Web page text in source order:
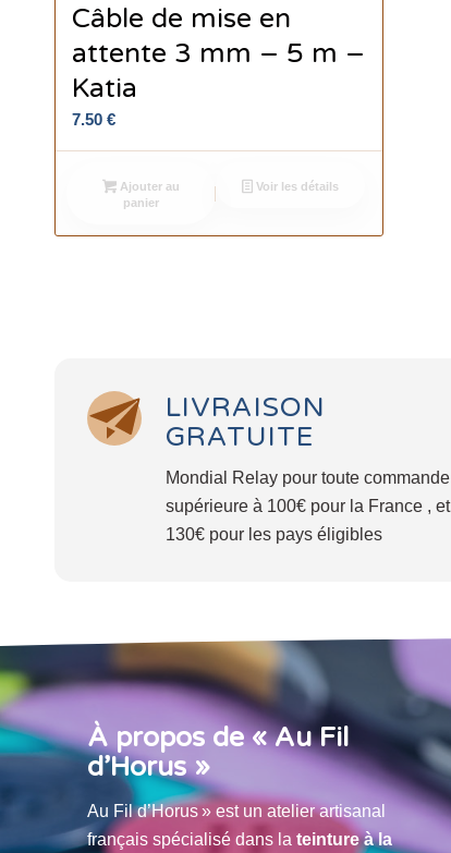
Câble de mise en
attente 3 mm – 5 m –
Katia
7.50 €
Ajouter au
panier
Voir les détails
LIVRAISON
GRATUITE
Mondial Relay pour toute commande
supérieure à 100€ pour la France , et
130€ pour les pays éligibles
À propos de « Au Fil
d’Horus »
Au Fil d’Horus » est un atelier artisanal
français spécialisé dans la teinture à la